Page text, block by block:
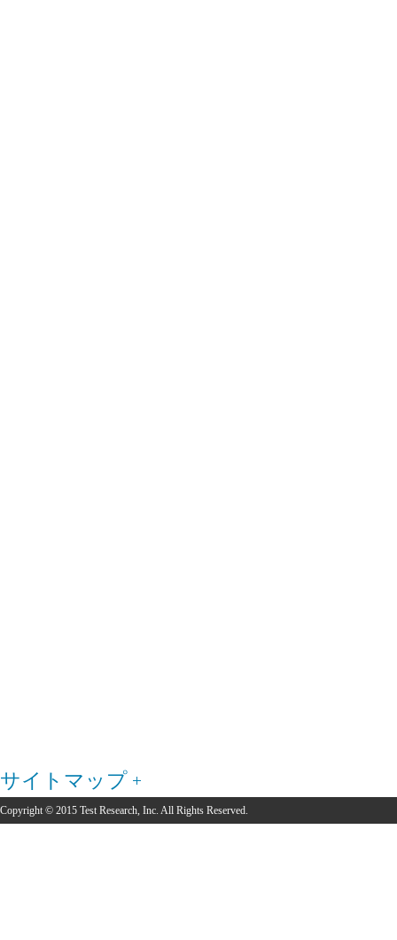
サイトマップ
Copyright © 2015 Test Research, Inc. All Rights Reserved.